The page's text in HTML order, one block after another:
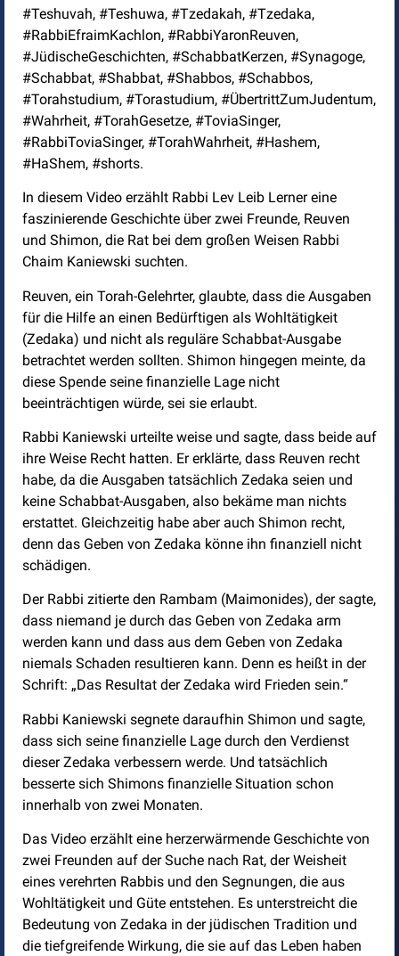
#Teshuvah, #Teshuwa, #Tzedakah, #Tzedaka,
#RabbiEfraimKachlon, #RabbiYaronReuven,
#JüdischeGeschichten, #SchabbatKerzen, #Synagoge,
#Schabbat, #Shabbat, #Shabbos, #Schabbos,
#Torahstudium, #Torastudium, #ÜbertrittZumJudentum,
#Wahrheit, #TorahGesetze, #ToviaSinger,
#RabbiToviaSinger, #TorahWahrheit, #Hashem,
#HaShem, #shorts.
In diesem Video erzählt Rabbi Lev Leib Lerner eine
faszinierende Geschichte über zwei Freunde, Reuven
und Shimon, die Rat bei dem großen Weisen Rabbi
Chaim Kaniewski suchten.
Reuven, ein Torah-Gelehrter, glaubte, dass die Ausgaben
für die Hilfe an einen Bedürftigen als Wohltätigkeit
(Zedaka) und nicht als reguläre Schabbat-Ausgabe
betrachtet werden sollten. Shimon hingegen meinte, da
diese Spende seine finanzielle Lage nicht
beeinträchtigen würde, sei sie erlaubt.
Rabbi Kaniewski urteilte weise und sagte, dass beide auf
ihre Weise Recht hatten. Er erklärte, dass Reuven recht
habe, da die Ausgaben tatsächlich Zedaka seien und
keine Schabbat-Ausgaben, also bekäme man nichts
erstattet. Gleichzeitig habe aber auch Shimon recht,
denn das Geben von Zedaka könne ihn finanziell nicht
schädigen.
Der Rabbi zitierte den Rambam (Maimonides), der sagte,
dass niemand je durch das Geben von Zedaka arm
werden kann und dass aus dem Geben von Zedaka
niemals Schaden resultieren kann. Denn es heißt in der
Schrift: „Das Resultat der Zedaka wird Frieden sein.“
Rabbi Kaniewski segnete daraufhin Shimon und sagte,
dass sich seine finanzielle Lage durch den Verdienst
dieser Zedaka verbessern werde. Und tatsächlich
besserte sich Shimons finanzielle Situation schon
innerhalb von zwei Monaten.
Das Video erzählt eine herzerwärmende Geschichte von
zwei Freunden auf der Suche nach Rat, der Weisheit
eines verehrten Rabbis und den Segnungen, die aus
Wohltätigkeit und Güte entstehen. Es unterstreicht die
Bedeutung von Zedaka in der jüdischen Tradition und
die tiefgreifende Wirkung, die sie auf das Leben haben